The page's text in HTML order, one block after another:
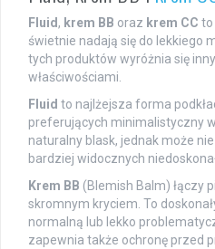
Fluid, krem BB oraz krem CC to
świetnie nadają się do lekkiego
tych produktów wyróżnia się
właściwościami.
Fluid to najlżejsza forma
preferujących minimalistyczny
naturalny blask, jednak może
bardziej widocznych
Krem BB (Blemish Balm) łączy
skromnym kryciem. To
normalną lub lekko
zapewnia także ochronę przed